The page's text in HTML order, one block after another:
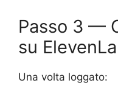
Passo 3 —
su
Una volta loggato: